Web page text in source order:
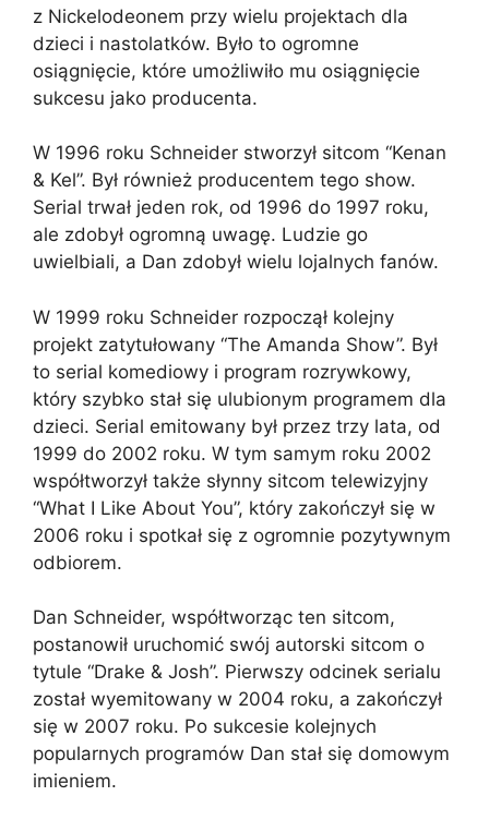
z Nickelodeonem przy wielu projektach dla
dzieci i nastolatków. Było to ogromne
osiągnięcie, które umożliwiło mu osiągnięcie
sukcesu jako producenta.
W 1996 roku Schneider stworzył sitcom “Kenan
& Kel”. Był również producentem tego show.
Serial trwał jeden rok, od 1996 do 1997 roku,
ale zdobył ogromną uwagę. Ludzie go
uwielbiali, a Dan zdobył wielu lojalnych fanów.
W 1999 roku Schneider rozpoczął kolejny
projekt zatytułowany “The Amanda Show”. Był
to serial komediowy i program rozrywkowy,
który szybko stał się ulubionym programem dla
dzieci. Serial emitowany był przez trzy lata, od
1999 do 2002 roku. W tym samym roku 2002
współtworzył także słynny sitcom telewizyjny
“What I Like About You”, który zakończył się w
2006 roku i spotkał się z ogromnie pozytywnym
odbiorem.
Dan Schneider, współtworząc ten sitcom,
postanowił uruchomić swój autorski sitcom o
tytule “Drake & Josh”. Pierwszy odcinek serialu
został wyemitowany w 2004 roku, a zakończył
się w 2007 roku. Po sukcesie kolejnych
popularnych programów Dan stał się domowym
imieniem.